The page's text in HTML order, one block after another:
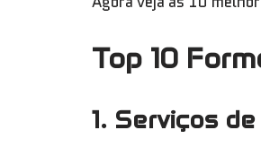
Top 10
1. Serviços